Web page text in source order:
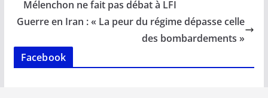
o
k
p n n
k
Mélenchon ne fait pas débat à LFI
Guerre en Iran : « La peur du régime dépasse celle
des bombardements »
Facebook